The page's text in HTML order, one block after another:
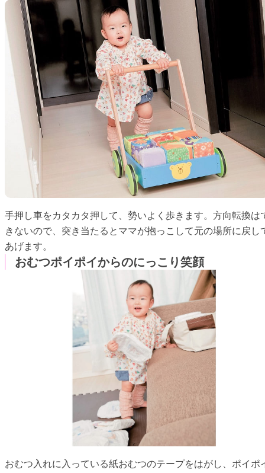
手押し車をカタカタ押して、勢いよく歩きます。方向転換は
きないので、突き当たるとママが抱っこして元の場所に戻し
あげます。
おむつポイポイからのにっこり笑顔
おむつ入れに入っている紙おむつのテープをはがし、ポイポ